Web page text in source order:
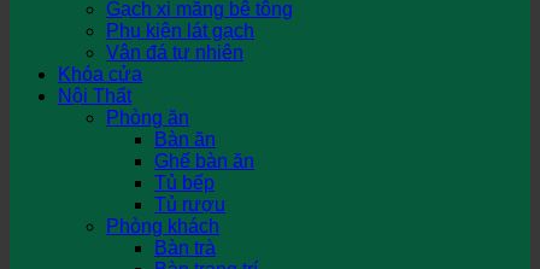
Gạch xi măng bê tông
Phụ kiện lát gạch
Vân đá tự nhiên
Khóa cửa
Nội Thất
Phòng ăn
Bàn ăn
Ghế bàn ăn
Tủ bếp
Tủ rượu
Phòng khách
Bàn trà